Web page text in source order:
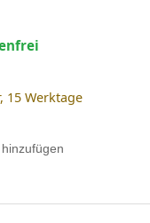
15 Werktage